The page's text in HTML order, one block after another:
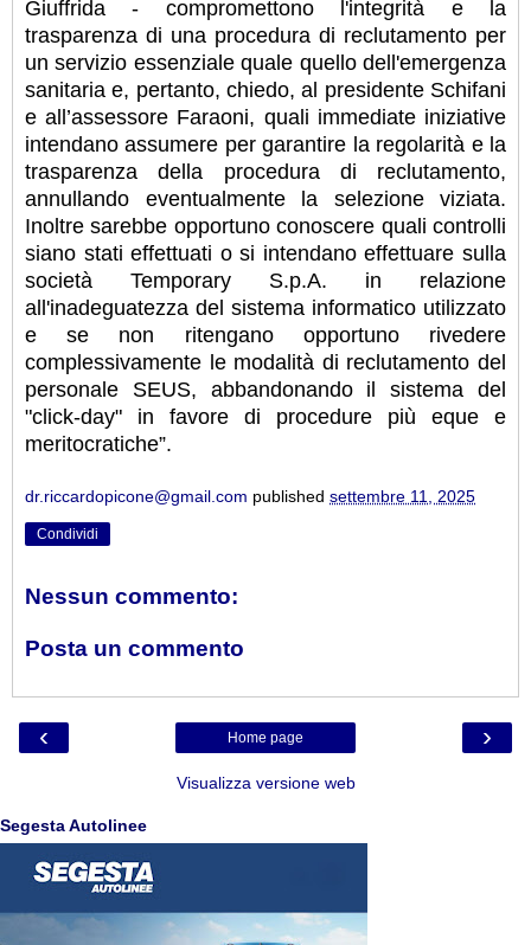
Giuffrida - compromettono l'integrità e la
trasparenza di una procedura di reclutamento per
un servizio essenziale quale quello dell'emergenza
sanitaria e, pertanto, chiedo, al presidente Schifani
e all’assessore Faraoni, quali immediate iniziative
intendano assumere per garantire la regolarità e la
trasparenza della procedura di reclutamento,
annullando eventualmente la selezione viziata.
Inoltre sarebbe opportuno conoscere quali controlli
siano stati effettuati o si intendano effettuare sulla
società Temporary S.p.A. in relazione
all'inadeguatezza del sistema informatico utilizzato
e se non ritengano opportuno rivedere
complessivamente le modalità di reclutamento del
personale SEUS, abbandonando il sistema del
"click-day" in favore di procedure più eque e
meritocratiche”.
dr.riccardopicone@gmail.com published settembre 11, 2025
Condividi
Nessun commento:
Posta un commento
‹ ›
Home page
Visualizza versione web
Segesta Autolinee